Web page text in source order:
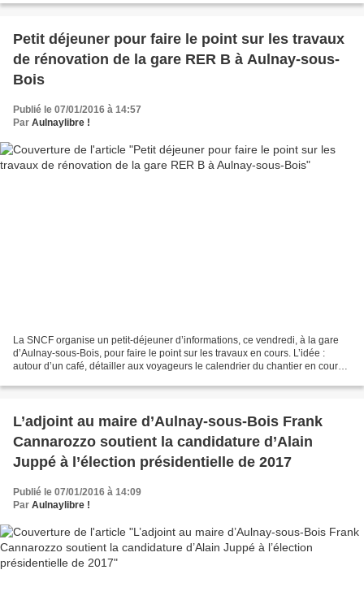
Petit déjeuner pour faire le point sur les travaux
de rénovation de la gare RER B à Aulnay-sous-
Bois
Publié le 07/01/2016 à 14:57
Par Aulnaylibre !
La SNCF organise un petit-déjeuner d’informations, ce vendredi, à la gare
d’Aulnay-sous-Bois, pour faire le point sur les travaux en cours. L’idée :
autour d’un café, détailler aux voyageurs le calendrier du chantier en cours,
L’adjoint au maire d’Aulnay-sous-Bois Frank
Cannarozzo soutient la candidature d’Alain
Juppé à l’élection présidentielle de 2017
Publié le 07/01/2016 à 14:09
Par Aulnaylibre !